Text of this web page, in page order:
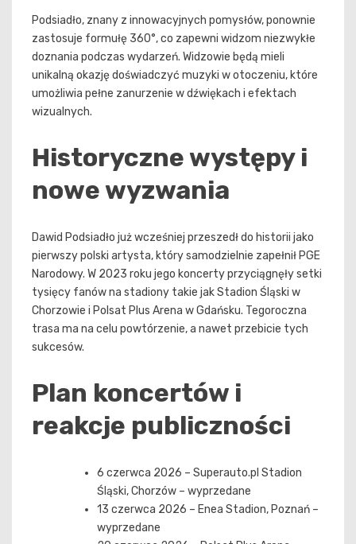
Podsiadło, znany z innowacyjnych pomysłów, ponownie
zastosuje formułę 360°, co zapewni widzom niezwykłe
doznania podczas wydarzeń. Widzowie będą mieli
unikalną okazję doświadczyć muzyki w otoczeniu, które
umożliwia pełne zanurzenie w dźwiękach i efektach
wizualnych.
Historyczne występy i
nowe wyzwania
Dawid Podsiadło już wcześniej przeszedł do historii jako
pierwszy polski artysta, który samodzielnie zapełnił PGE
Narodowy. W 2023 roku jego koncerty przyciągnęły setki
tysięcy fanów na stadiony takie jak Stadion Śląski w
Chorzowie i Polsat Plus Arena w Gdańsku. Tegoroczna
trasa ma na celu powtórzenie, a nawet przebicie tych
sukcesów.
Plan koncertów i
reakcje publiczności
6 czerwca 2026 – Superauto.pl Stadion
Śląski, Chorzów – wyprzedane
13 czerwca 2026 – Enea Stadion, Poznań –
wyprzedane